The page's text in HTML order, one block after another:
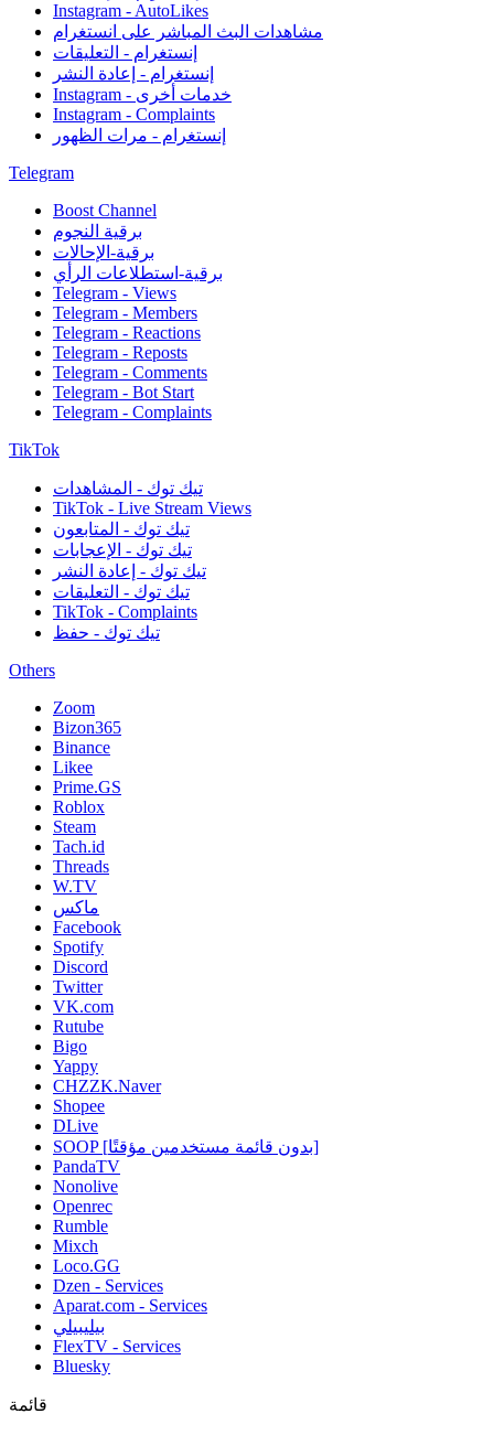
Instagram - AutoLikes
مشاهدات البث المباشر على انستغرام
إنستغرام - التعليقات
إنستغرام - إعادة النشر
Instagram - خدمات أخرى
Instagram - Complaints
إنستغرام - مرات الظهور
Telegram
Boost Channel
برقية النجوم
برقية-الإحالات
برقية-استطلاعات الرأي
Telegram - Views
Telegram - Members
Telegram - Reactions
Telegram - Reposts
Telegram - Comments
Telegram - Bot Start
Telegram - Complaints
TikTok
تيك توك - المشاهدات
TikTok - Live Stream Views
تيك توك - المتابعون
تيك توك - الإعجابات
تيك توك - إعادة النشر
تيك توك - التعليقات
TikTok - Complaints
تيك توك - حفظ
Others
Zoom
Bizon365
Binance
Likee
Prime.GS
Roblox
Steam
Tach.id
Threads
W.TV
ماكس
Facebook
Spotify
Discord
Twitter
VK.com
Rutube
Bigo
Yappy
CHZZK.Naver
Shopee
DLive
SOOP [بدون قائمة مستخدمين مؤقتًا]
PandaTV
Nonolive
Openrec
Rumble
Mixch
Loco.GG
Dzen - Services
Aparat.com - Services
بيليبيلي
FlexTV - Services
Bluesky
قائمة